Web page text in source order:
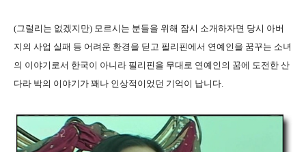
(그럴리는 없겠지만) 모르시는 분들을 위해 잠시 소개하자면 당시 아버
지의 사업 실패 등 어려운 환경을 딛고 필리핀에서 연예인을 꿈꾸는 소녀
의 이야기로서 한국이 아니라 필리핀을 무대로 연예인의 꿈에 도전한 산
다라 박의 이야기가 꽤나 인상적이었던 기억이 납니다.